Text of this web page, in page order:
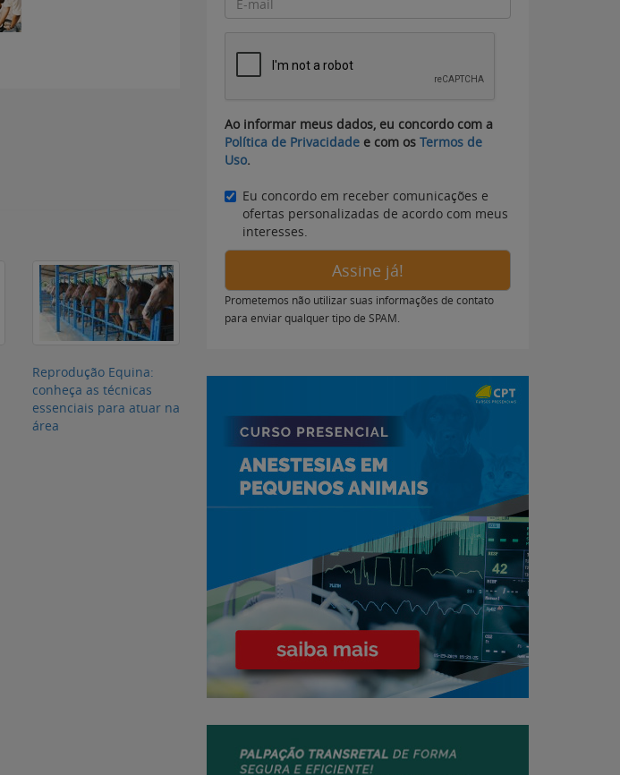
Reprodução Equina:
conheça as técnicas
essenciais para atuar na
área
Ao informar meus dados, eu concordo com a
Política de Privacidade e com os Termos de
Uso.
Eu concordo em receber comunicações e
ofertas personalizadas de acordo com meus
interesses.
Assine já!
Prometemos não utilizar suas informações de contato
para enviar qualquer tipo de SPAM.